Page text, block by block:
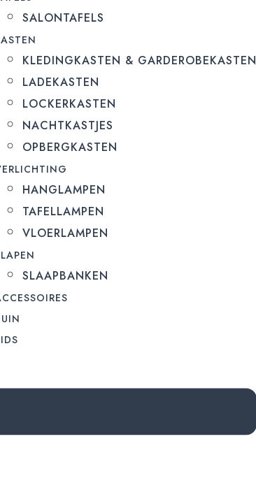
SALONTAFELS
KLEDINGKASTEN & GARDEROBEKASTEN
LADEKASTEN
LOCKERKASTEN
NACHTKASTJES
OPBERGKASTEN
HANGLAMPEN
TAFELLAMPEN
VLOERLAMPEN
SLAAPBANKEN